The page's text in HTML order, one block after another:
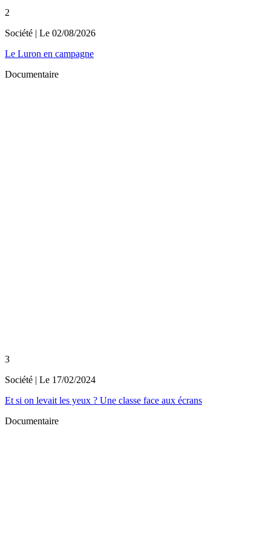
2
Société | Le 02/08/2026
Le Luron en campagne
Documentaire
3
Société | Le 17/02/2024
Et si on levait les yeux ? Une classe face aux écrans
Documentaire